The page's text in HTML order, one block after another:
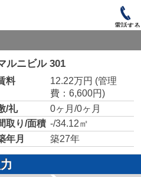
電話する
ルニビル 301
料 12.22万円 (管理
費：6,600円)
/礼
0ヶ月/0ヶ月
取り/面積 -/34.12㎡
年月
築27年